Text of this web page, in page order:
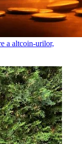
a altcoin-urilor,